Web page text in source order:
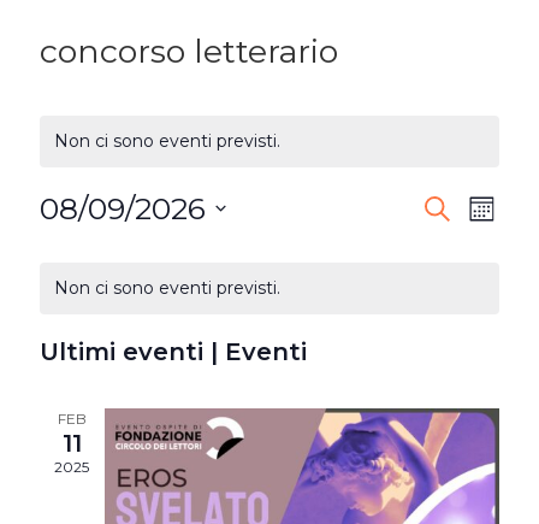
concorso letterario
Non ci sono eventi previsti.
EVENTI
CercaMese
08/09/2026
laCALENDARIO
EVENTI
Non ci sono eventi previsti.
Ultimi eventi | Eventi
FEB
11
2025